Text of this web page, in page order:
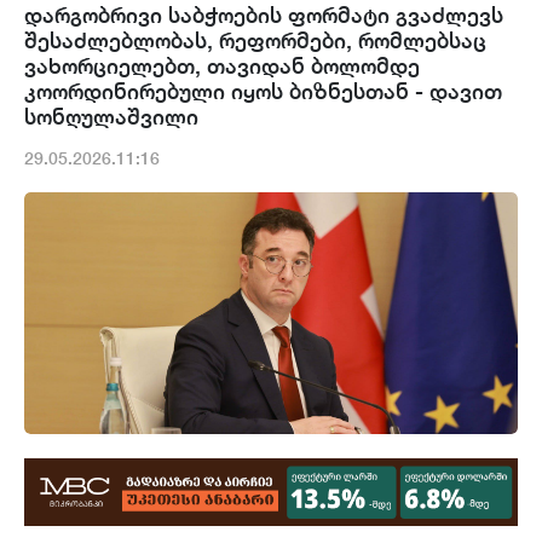
დარგობრივი საბჭოების ფორმატი გვაძლევს
შესაძლებლობას, რეფორმები, რომლებსაც
ვახორციელებთ, თავიდან ბოლომდე
კოორდინირებული იყოს ბიზნესთან - დავით
სონღულაშვილი
29.05.2026.11:16